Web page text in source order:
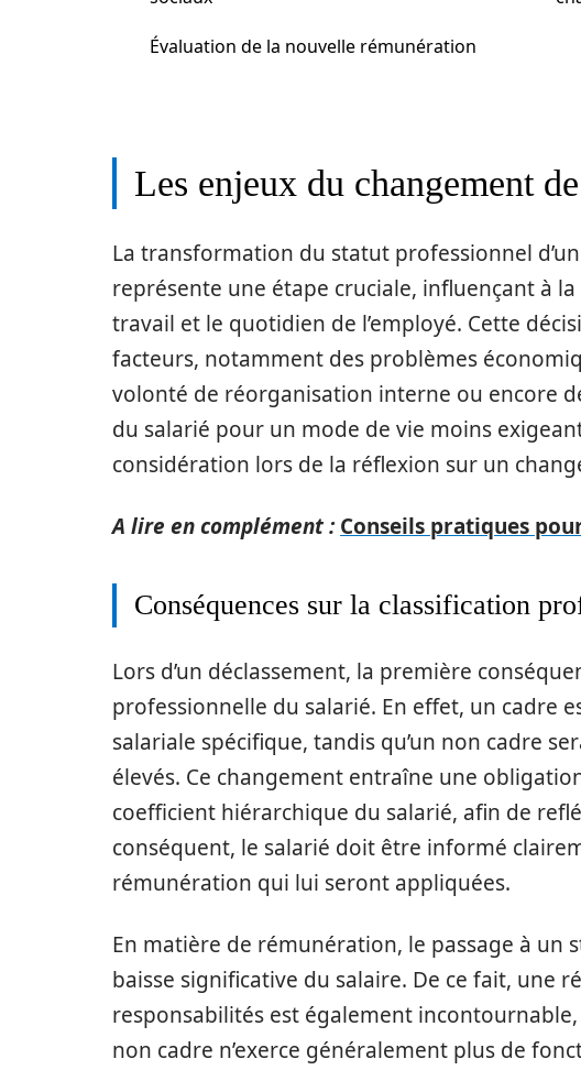
Évaluation de la nouvelle rémunération
Les enjeux du changement
La transformation du statut professionnel
représente une étape cruciale, influençant à
travail et le quotidien de l’employé. Cette
facteurs, notamment des problèmes
volonté de réorganisation interne ou encore
du salarié pour un mode de vie moins
considération lors de la réflexion sur un
A lire en complément : Conseils pratiques
Conséquences sur la classification
Lors d’un déclassement, la première
professionnelle du salarié. En effet, un cadre
salariale spécifique, tandis qu’un non cadre
élevés. Ce changement entraîne une
coefficient hiérarchique du salarié, afin de
conséquent, le salarié doit être informé
rémunération qui lui seront appliquées.
En matière de rémunération, le passage à
baisse significative du salaire. De ce fait, une
responsabilités est également
non cadre n’exerce généralement plus de